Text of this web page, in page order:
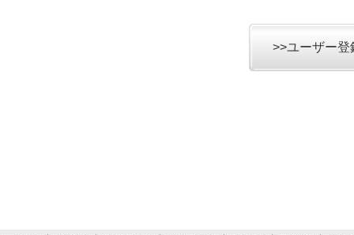
>>ユーザー